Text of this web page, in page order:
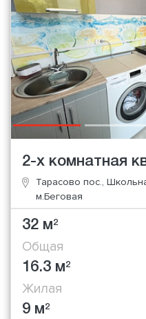
2-х комнатная
Тарасово пос.,
м.Беговая
32 м2
Общая
16.3 м2
Жилая
9 м2